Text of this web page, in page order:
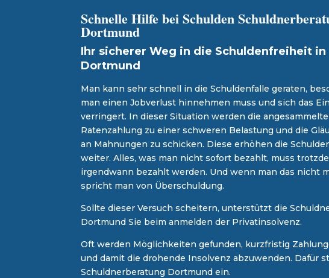
Schnelle Hilfe bei Schulden
Dortmund
Ihr sicherer Weg in die Schuldenfreiheit in
Dortmund
Man kann sehr schnell in die Schuldenfalle geraten,
man einen Jobverlust hinnehmen muss und sich das
verringert. In dieser Situation werden die
Ratenzahlung zu einer schweren Belastung und die
an Mahnungen zu schicken. Diese erhöhen die
weiter. Alles, was man nicht sofort bezahlt, muss
irgendwann bezahlt werden. Und wenn man das nicht
spricht man von Überschuldung.
Sollte dieser Versuch scheitern, unterstützt die
Dortmund Sie beim anmelden der Privatinsolvenz.
Oft werden Möglichkeiten gefunden, kurzfristig
und damit die drohende Insolvenz abzuwenden. Dafür
Schuldnerberatung Dortmund ein.